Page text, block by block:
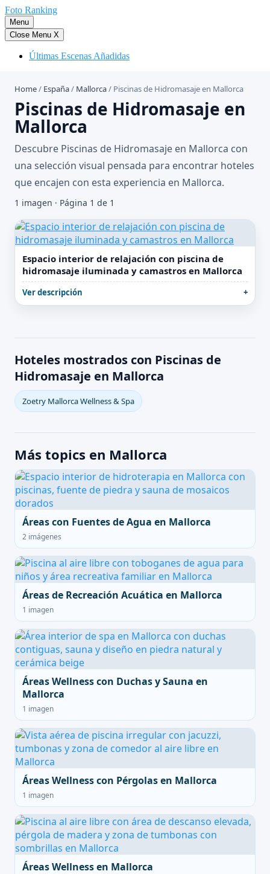
Saltar
al
contenido
Foto Ranking
Menu
Close Menu X
Últimas Escenas Añadidas
Home/ España/ Mallorca/ Piscinas de Hidromasaje en Mallorca
Piscinas de Hidromasaje en
Mallorca
Descubre Piscinas de Hidromasaje en Mallorca con
una selección visual pensada para encontrar hoteles
que encajen con esta experiencia en Mallorca.
1 imagen · Página 1 de 1
Espacio interior de relajación con piscina de
hidromasaje iluminada y camastros en Mallorca
Ver descripción
Hoteles mostrados con Piscinas de
Hidromasaje en Mallorca
Zoetry Mallorca Wellness & Spa
Más topics en Mallorca
Áreas con Fuentes de Agua en Mallorca
2 imágenes
Áreas de Recreación Acuática en Mallorca
1 imagen
Áreas Wellness con Duchas y Sauna en
Mallorca
1 imagen
Áreas Wellness con Pérgolas en Mallorca
1 imagen
Áreas Wellness en Mallorca